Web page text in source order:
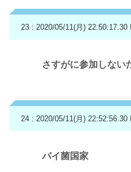
23 : 2020/05/11(月) 22:50:17.30
さすがに参加しない
24 : 2020/05/11(月) 22:52:56.30
バイ菌国家